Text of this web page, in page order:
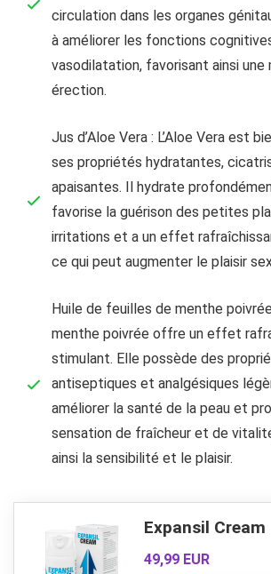
circulation dans les organes
à améliorer les fonctions
vasodilatation, favorisant ainsi une
érection.
Jus d’Aloe Vera : L’Aloe Vera est
ses propriétés hydratantes,
apaisantes. Il hydrate
favorise la guérison des petites
irritations et a un effet
ce qui peut augmenter le plaisir
Huile de feuilles de menthe poivrée
menthe poivrée offre un effet
stimulant. Elle possède des
antiseptiques et analgésiques
améliorer la santé de la peau et
sensation de fraîcheur et de
ainsi la sensibilité et le plaisir.
Expansil Cream
49,99 EUR